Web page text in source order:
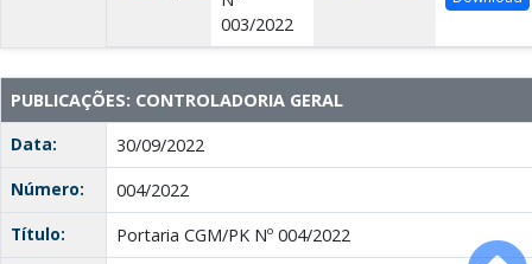
003/2022
PUBLICAÇÕES: CONTROLADORIA GERAL
Data:
30/09/2022
Número:
004/2022
Título:
Portaria CGM/PK Nº 004/2022